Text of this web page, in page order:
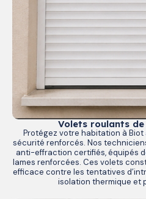
Volets roulants
Protégez votre habitation à
sécurité renforcés. Nos
anti-effraction certifiés, équipés
lames renforcées. Ces volets
efficace contre les tentatives
isolation thermique et